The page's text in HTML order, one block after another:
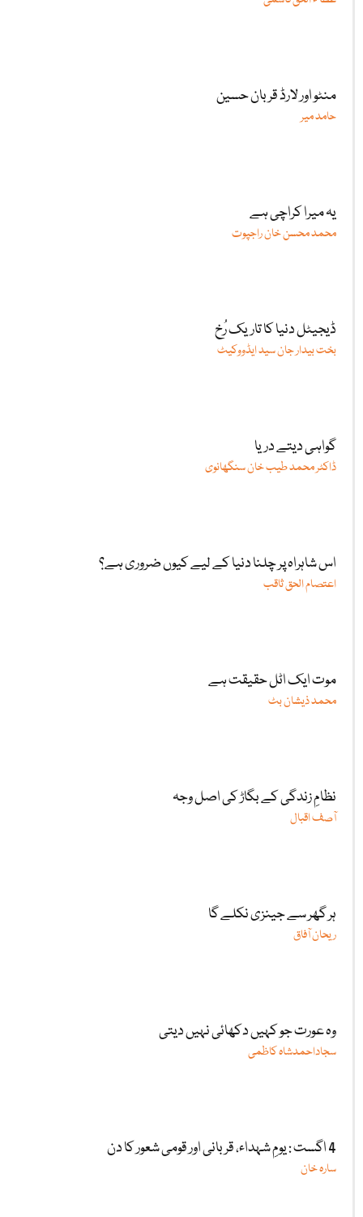
منٹو اور لارڈ قربان حسین
حامد میر
یہ میرا کراچی ہے
محمد محسن خان راجپوت
ڈیجیٹل دنیا کا تاریک رُخ
بخت بیدار جان سید ایڈووکیٹ
گواہی دیتے دریا
ڈاکٹر محمد طیب خان سنگھانوی
اس شاہراہ پر چلنا دنیا کے لیے کیوں ضروری ہے؟
اعتصام الحق ثاقب
موت ایک اٹل حقیقت ہے
محمد ذیشان بٹ
نظامِ زندگی کے بگاڑ کی اصل وجہ
آصف اقبال
ہر گھر سے جینزی نکلے گا
ریحان آفاق
وہ عورت جو کہیں دکھائی نہیں دیتی
سجاداحمدشاہ کاظمی
4 اگست : یومِ شہداء، قربانی اور قومی شعور کا دن
سارہ خان